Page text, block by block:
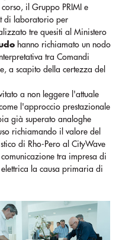
il Gruppo PRIMI e
di laboratorio per
tre quesiti al Ministero
hanno richiamato un nodo
tra Comandi
a scapito della certezza del
a non leggere l'attuale
l'approccio prestazionale
già superato analoghe
richiamando il valore del
di Rho-Pero al CityWave
tra impresa di
la causa primaria di